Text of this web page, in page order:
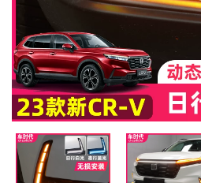
MAZDA
SUBARU
CHEVROLET
NISSAN
VOLKSWAGEN
MERCEDES